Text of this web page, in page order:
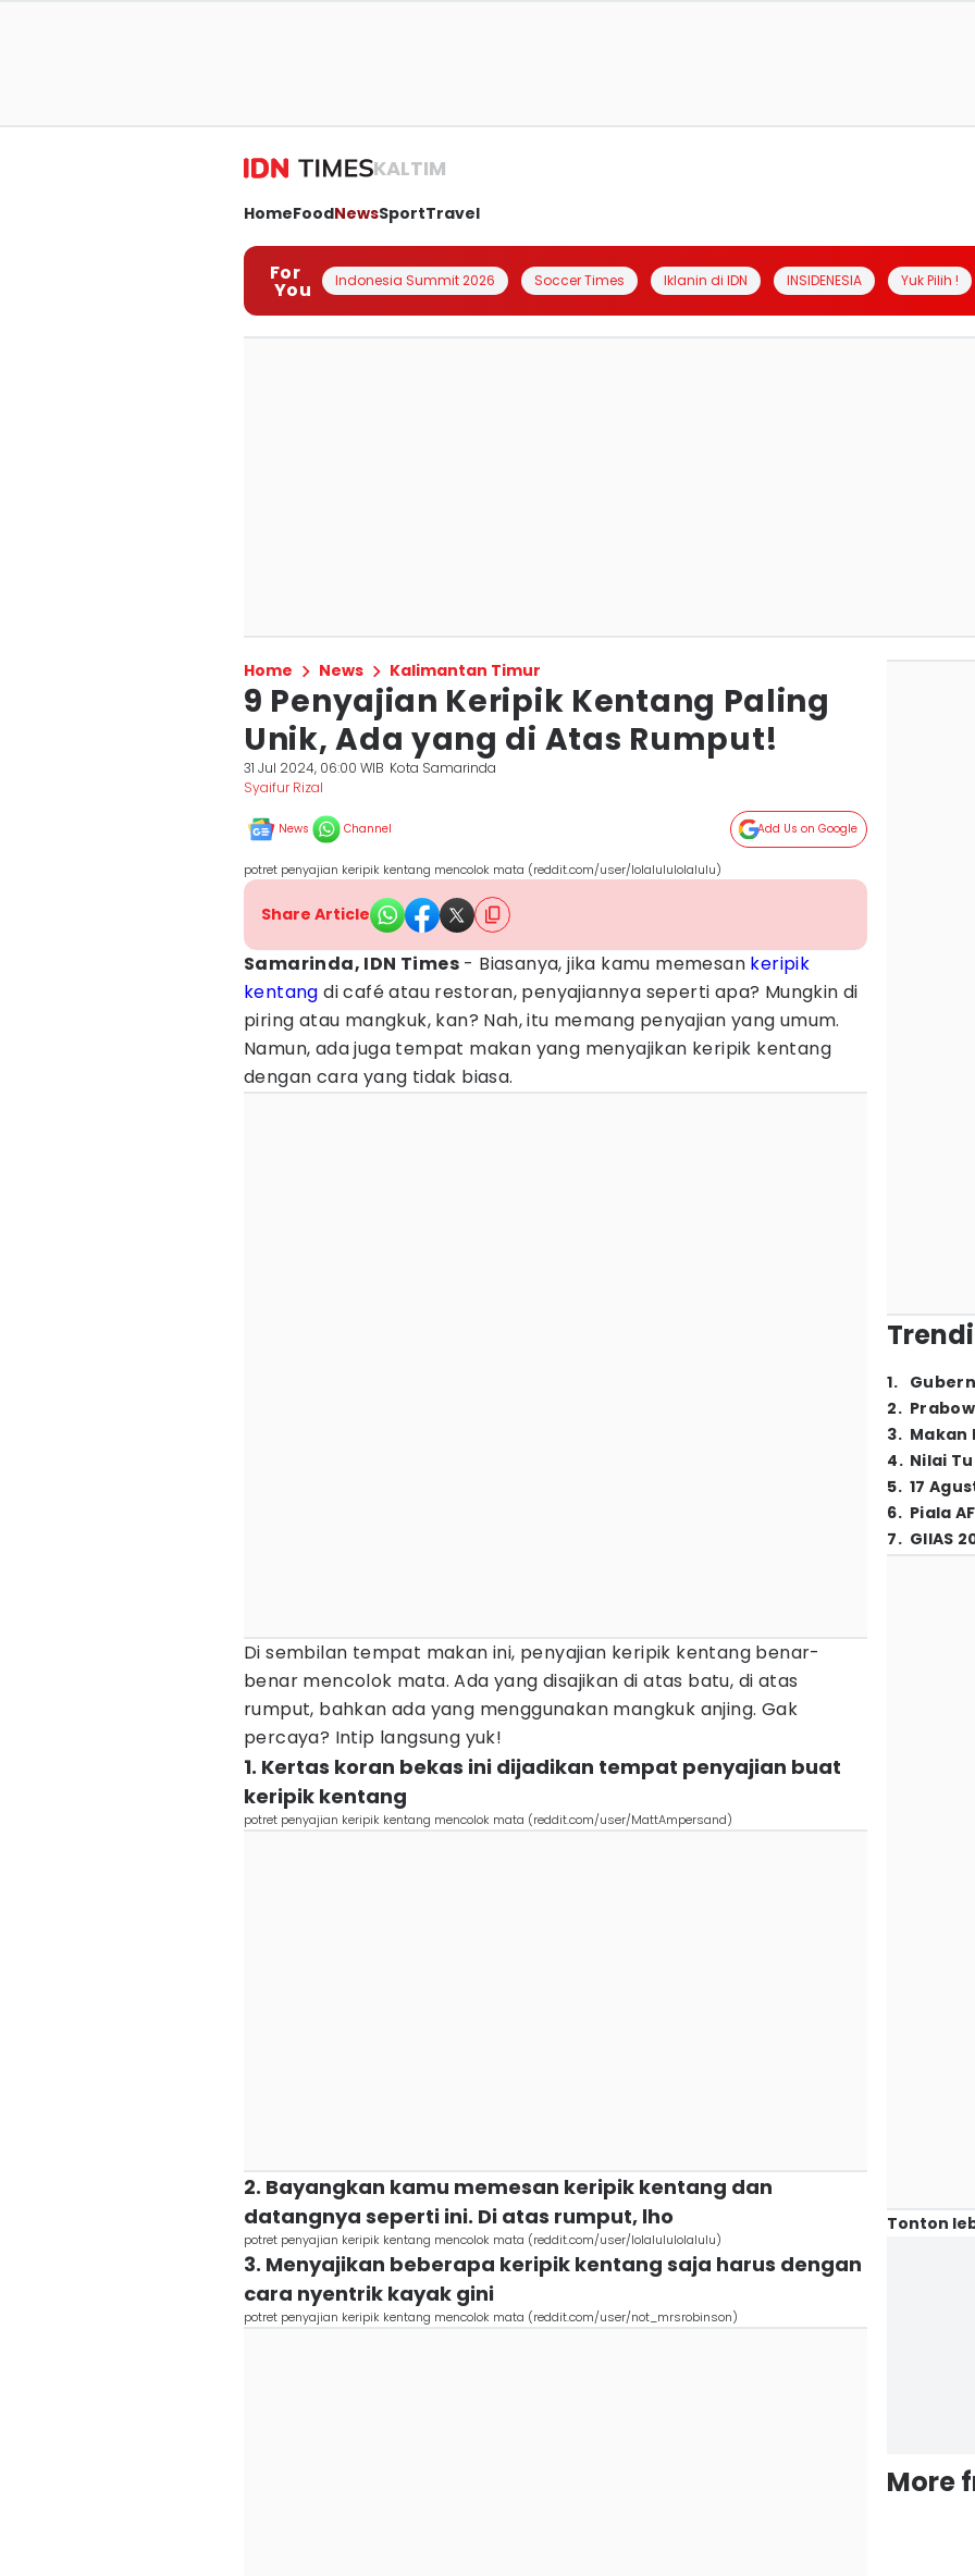
KALTIM
HomeFoodNewsSportTravel
For
You Indonesia Summit 2026 Soccer Times Iklanin di IDN INSIDENESIA Yuk Pilih !
Home News Kalimantan Timur
9 Penyajian Keripik Kentang Paling
Unik, Ada yang di Atas Rumput!
31 Jul 2024, 06:00 WIB Kota Samarinda
Syaifur Rizal
News Channel Add Us on Google
potret penyajian keripik kentang mencolok mata (reddit.com/user/lolalululolalulu)
Share Article
Samarinda, IDN Times - Biasanya, jika kamu memesan keripik
kentang di café atau restoran, penyajiannya seperti apa? Mungkin di
piring atau mangkuk, kan? Nah, itu memang penyajian yang umum.
Namun, ada juga tempat makan yang menyajikan keripik kentang
dengan cara yang tidak biasa.
Di sembilan tempat makan ini, penyajian keripik kentang benar-
benar mencolok mata. Ada yang disajikan di atas batu, di atas
rumput, bahkan ada yang menggunakan mangkuk anjing. Gak
percaya? Intip langsung yuk!
1. Kertas koran bekas ini dijadikan tempat penyajian buat
keripik kentang
potret penyajian keripik kentang mencolok mata (reddit.com/user/MattAmpersand)
2. Bayangkan kamu memesan keripik kentang dan
datangnya seperti ini. Di atas rumput, lho
potret penyajian keripik kentang mencolok mata (reddit.com/user/lolalululolalulu)
3. Menyajikan beberapa keripik kentang saja harus dengan
cara nyentrik kayak gini
potret penyajian keripik kentang mencolok mata (reddit.com/user/not_mrsrobinson)
1.
2.
3. Makan
4. Nilai
5. 17
6. Piala
7. GIIAS
Tonton
More